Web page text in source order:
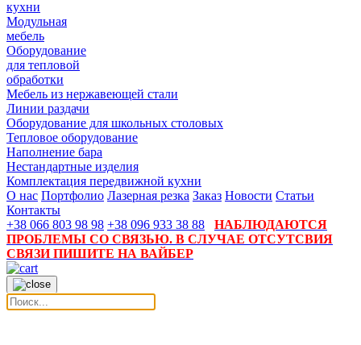
кухни
Модульная
мебель
Оборудование
для тепловой
обработки
Мебель из нержавеющей стали
Линии раздачи
Оборудование для школьных столовых
Тепловое оборудование
Наполнение бара
Нестандартные изделия
Комплектация передвижной кухни
О нас Портфолио Лазерная резка Заказ Новости Статьи
Контакты
+38 066 803 98 98 +38 096 933 38 88
НАБЛЮДАЮТСЯ
ПРОБЛЕМЫ СО СВЯЗЬЮ. В СЛУЧАЕ ОТСУТСВИЯ
СВЯЗИ ПИШИТЕ НА ВАЙБЕР